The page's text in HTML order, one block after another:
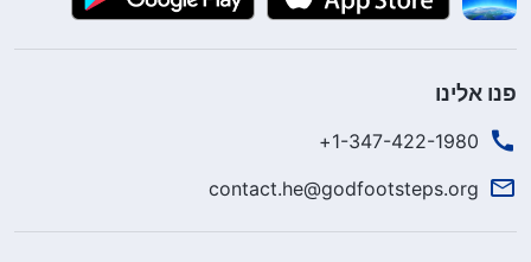
פנו אלינו
1-347-422-1980+
contact.he@godfootsteps.org